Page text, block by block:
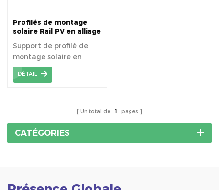
Profilés de montage
solaire Rail PV en alliage
Support de profilé de
montage solaire en
alliage d'aluminium
6005-T5—rails Pv.
DÉTAIL
Un total de 1 pages
CATÉGORIES